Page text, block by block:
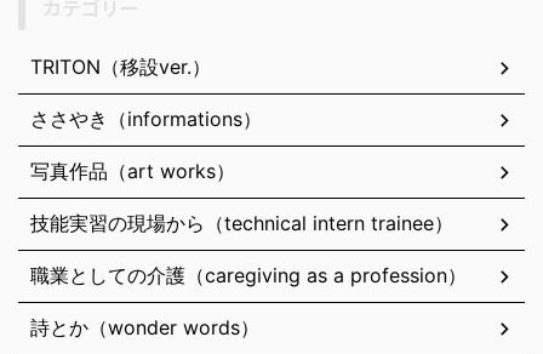
TRITON（移設ver.）
ささやき（informations）
写真作品（art works）
技能実習の現場から（technical intern trainee）
職業としての介護（caregiving as a profession）
詩とか（wonder words）